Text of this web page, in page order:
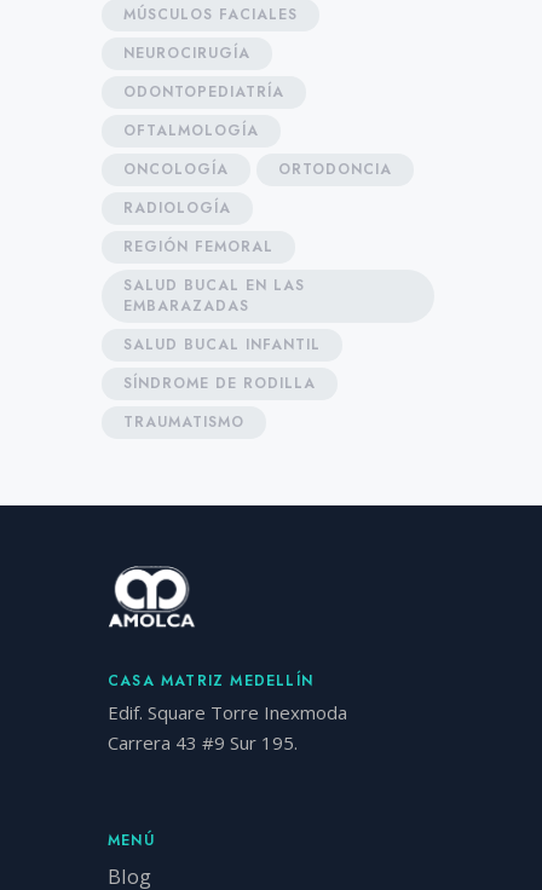
MÚSCULOS FACIALES
NEUROCIRUGÍA
ODONTOPEDIATRÍA
OFTALMOLOGÍA
ONCOLOGÍA
ORTODONCIA
RADIOLOGÍA
REGIÓN FEMORAL
SALUD BUCAL EN LAS
EMBARAZADAS
SALUD BUCAL INFANTIL
SÍNDROME DE RODILLA
TRAUMATISMO
CASA MATRIZ MEDELLÍN
Edif. Square Torre Inexmoda
Carrera 43 #9 Sur 195.
MENÚ
Blog